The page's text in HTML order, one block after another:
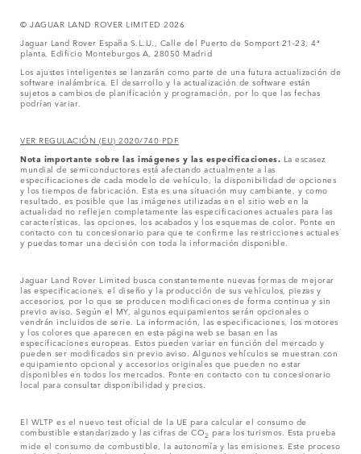
© JAGUAR LAND ROVER LIMITED 2026
Jaguar Land Rover España S.L.U., Calle del Puerto de Somport 21-23, 4ª
planta, Edificio Monteburgos A, 28050 Madrid
Los ajustes inteligentes se lanzarán como parte de una futura actualización de
software inalámbrica. El desarrollo y la actualización de software están
sujetos a cambios de planificación y programación, por lo que las fechas
podrían variar.
VER REGULACIÓN (EU) 2020/740 PDF
Nota importante sobre las imágenes y las especificaciones. La escasez
mundial de semiconductores está afectando actualmente a las
especificaciones de cada modelo de vehículo, la disponibilidad de opciones
y los tiempos de fabricación. Esta es una situación muy cambiante, y como
resultado, es posible que las imágenes utilizadas en el sitio web en la
actualidad no reflejen completamente las especificaciones actuales para las
características, las opciones, los acabados y los esquemas de color. Ponte en
contacto con tu concesionario para que te confirme las restricciones actuales
y puedas tomar una decisión con toda la información disponible.
Jaguar Land Rover Limited busca constantemente nuevas formas de mejorar
las especificaciones, el diseño y la producción de sus vehículos, piezas y
accesorios, por lo que se producen modificaciones de forma continua y sin
previo aviso. Según el MY, algunos equipamientos serán opcionales o
vendrán incluidos de serie. La información, las especificaciones, los motores
y los colores que aparecen en esta página web se basan en las
especificaciones europeas. Estos pueden variar en función del mercado y
pueden ser modificados sin previo aviso. Algunos vehículos se muestran con
equipamiento opcional y accesorios originales que pueden no estar
disponibles en todos los mercados. Ponte en contacto con tu concesionario
local para consultar disponibilidad y precios.
El WLTP es el nuevo test oficial de la UE para calcular el consumo de
combustible estandarizado y las cifras de CO2 para los turismos. Esta prueba
mide el consumo de combustible, la autonomía y las emisiones. Este proceso